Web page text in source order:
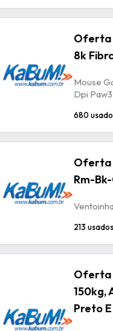
Oferta
8k
Mouse
Dpi
680
Oferta
Rm-
213
Oferta
150kg,
Preto